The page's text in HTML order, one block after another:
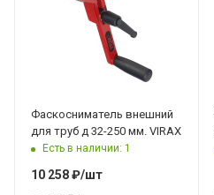
Фаскосниматель внешний
для труб д 32-250 мм. VIRAX
Есть в наличии: 1
10 258₽/шт